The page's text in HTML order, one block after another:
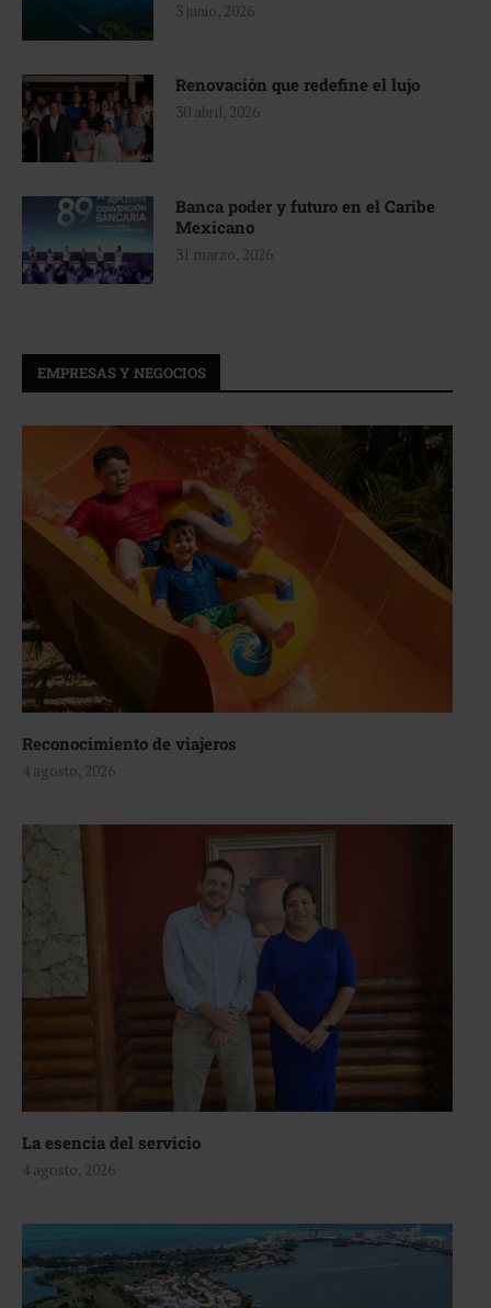
3 junio, 2026
Renovación que redefine el lujo
30 abril, 2026
Banca poder y futuro en el Caribe
Mexicano
31 marzo, 2026
EMPRESAS Y NEGOCIOS
Reconocimiento de viajeros
4 agosto, 2026
La esencia del servicio
4 agosto, 2026